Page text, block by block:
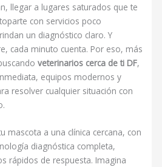
llegar a lugares saturados que te
con servicios poco
un diagnóstico claro. Y
cada minuto cuenta. Por eso, más
veterinarios cerca de ti DF,
equipos modernos y
resolver cualquier situación con
mascota a una clínica cercana, con
diagnóstica completa,
rápidos de respuesta. Imagina